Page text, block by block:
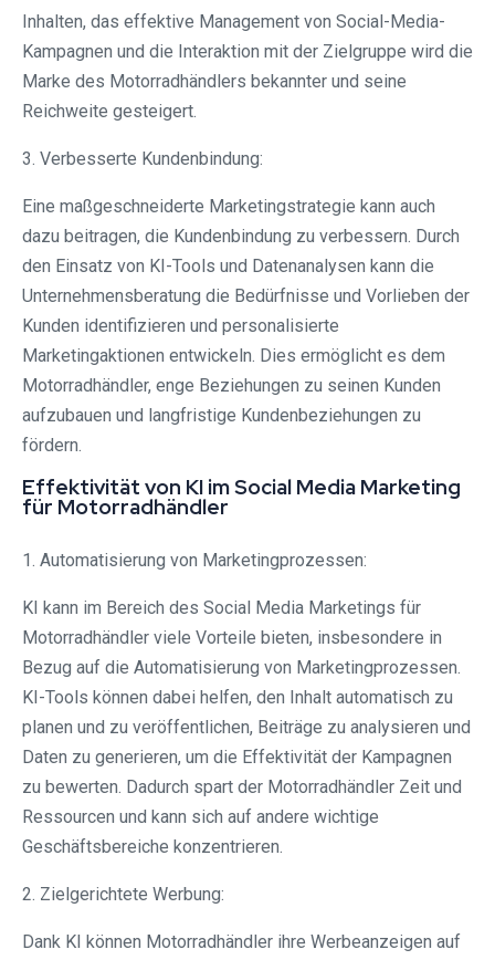
Inhalten, das effektive Management von Social-Media-
Kampagnen und die Interaktion mit der Zielgruppe wird die
Marke des Motorradhändlers bekannter und seine
Reichweite gesteigert.
3. Verbesserte Kundenbindung:
Eine maßgeschneiderte Marketingstrategie kann auch
dazu beitragen, die Kundenbindung zu verbessern. Durch
den Einsatz von KI-Tools und Datenanalysen kann die
Unternehmensberatung die Bedürfnisse und Vorlieben der
Kunden identifizieren und personalisierte
Marketingaktionen entwickeln. Dies ermöglicht es dem
Motorradhändler, enge Beziehungen zu seinen Kunden
aufzubauen und langfristige Kundenbeziehungen zu
fördern.
Effektivität von KI im Social Media Marketing
für Motorradhändler
1. Automatisierung von Marketingprozessen:
KI kann im Bereich des Social Media Marketings für
Motorradhändler viele Vorteile bieten, insbesondere in
Bezug auf die Automatisierung von Marketingprozessen.
KI-Tools können dabei helfen, den Inhalt automatisch zu
planen und zu veröffentlichen, Beiträge zu analysieren und
Daten zu generieren, um die Effektivität der Kampagnen
zu bewerten. Dadurch spart der Motorradhändler Zeit und
Ressourcen und kann sich auf andere wichtige
Geschäftsbereiche konzentrieren.
2. Zielgerichtete Werbung:
Dank KI können Motorradhändler ihre Werbeanzeigen auf